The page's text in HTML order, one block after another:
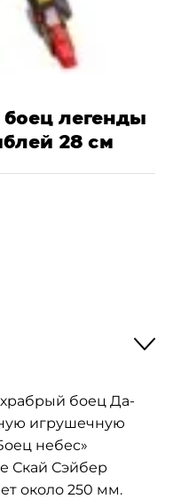
легенды
28 см
боец Да-
игрушечную
небес»
Скай Сэйбер
около 250 мм.